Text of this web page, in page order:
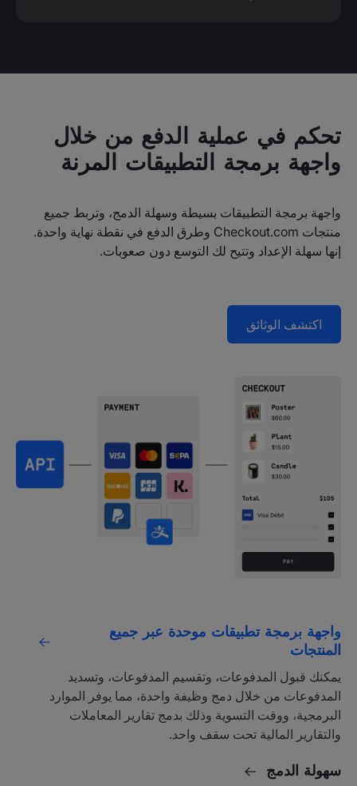
تحكم في عملية الدفع من خلال
واجهة برمجة التطبيقات المرنة
واجهة برمجة التطبيقات بسيطة وسهلة الدمج، وتربط جميع
منتجات Checkout.com وطرق الدفع في نقطة نهاية واحدة.
إنها سهلة الإعداد وتتيح لك التوسع دون صعوبات.
واجهة برمجة تطبيقات موحدة عبر جميع
المنتجات
يمكنك قبول المدفوعات، وتقسيم المدفوعات، وتسديد
المدفوعات من خلال دمج وظيفة واحدة، مما يوفر الموارد
البرمجية، ووقت التسوية وذلك بدمج تقارير المعاملات
والتقارير المالية تحت سقف واحد.
سهولة الدمج
اكتشف الوثائق